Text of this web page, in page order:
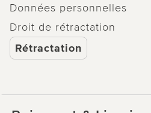
Données personnelles
Droit de rétractation
Rétractation